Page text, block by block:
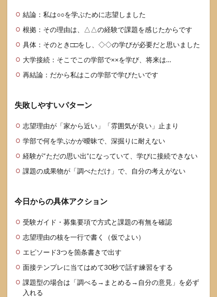
結論：私は○○を学ぶために志望しました
根拠：その理由は、△△の経験で課題を感じたからです
具体：そのとき□□をし、◇◇の学びが必要だと思いました
大学接続：そこでこの学部で××を学び、将来は…
再結論：だから私はこの学部で学びたいです
失敗しやすいパターン
志望理由が「家から近い」「雰囲気が良い」止まり
学部で何を学ぶかが曖昧で、深掘りに耐えない
経験が“ただの思い出”になっていて、学びに接続できない
課題の成果物が「調べただけ」で、自分の考えがない
今日からの具体アクション
受験ガイド・募集要項で方式と課題の有無を確認
志望理由の核を一行で書く（仮でよい）
エピソード3つを箇条書きで出す
面接テンプレに当てはめて30秒で話す練習をする
課題型の場合は「調べる→まとめる→自分の意見」を必ず
入れる